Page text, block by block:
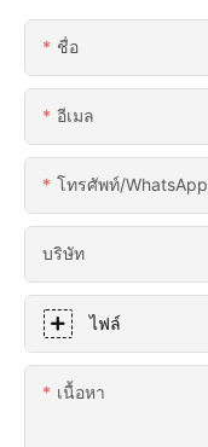
ชื่อ
อีเมล
โทรศัพท์/WhatsApp
บริษัท
ไฟล์
เนื้อหา